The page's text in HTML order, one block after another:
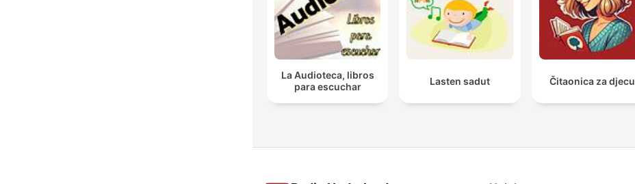
La Audioteca, libros
para escuchar
Lasten sadut Čitaonica za djecu